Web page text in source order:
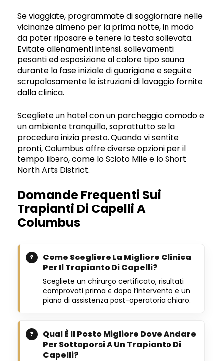
Se viaggiate, programmate di soggiornare nelle
vicinanze almeno per la prima notte, in modo
da poter riposare e tenere la testa sollevata.
Evitate allenamenti intensi, sollevamenti
pesanti ed esposizione al calore tipo sauna
durante la fase iniziale di guarigione e seguite
scrupolosamente le istruzioni di lavaggio fornite
dalla clinica.
Scegliete un hotel con un parcheggio comodo e
un ambiente tranquillo, soprattutto se la
procedura inizia presto. Quando vi sentite
pronti, Columbus offre diverse opzioni per il
tempo libero, come lo Scioto Mile e lo Short
North Arts District.
Domande Frequenti Sui
Trapianti Di Capelli A
Columbus
Come Scegliere La Migliore Clinica
Per Il Trapianto Di Capelli?
Scegliete un chirurgo certificato, risultati
comprovati prima e dopo l’intervento e un
piano di assistenza post-operatoria chiaro.
Qual È Il Posto Migliore Dove Andare
Per Sottoporsi A Un Trapianto Di
Capelli?